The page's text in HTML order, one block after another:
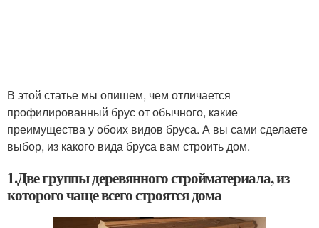
В этой статье мы опишем, чем отличается
профилированный брус от обычного, какие
преимущества у обоих видов бруса. А вы сами сделаете
выбор, из какого вида бруса вам строить дом.
1.Две группы деревянного стройматериала, из
которого чаще всего строятся дома